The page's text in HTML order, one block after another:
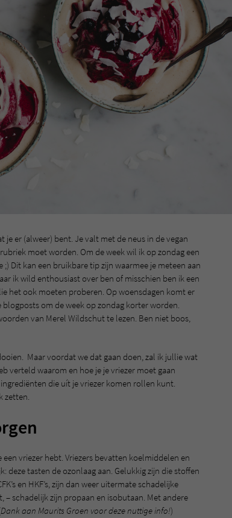
er (alweer) bent. Je valt met de neus in de vegan
moet worden. Om de week wil ik op zondag een
Dit kan een bruikbare tip zijn waarmee je meteen aan
ik wild enthousiast over ben of misschien ben ik een
het ook moeten proberen. Op woensdagen komt er
om de week op zondag korter worden.
van Merel Wildschut te lezen. Ben niet boos,
Maar voordat we dat gaan doen, zal ik jullie wat
verteld waarom en hoe je je vriezer moet gaan
die uít je vriezer komen rollen kunt.
zetten.
vriezer hebt. Vriezers bevatten koelmiddelen en
deze tasten de ozonlaag aan. Gelukkig zijn die stoffen
en HKF’s, zijn dan weer uitermate schadelijke
– schadelijk zijn propaan en isobutaan. Met andere
Dank aan Maurits Groen voor deze nuttige info!)